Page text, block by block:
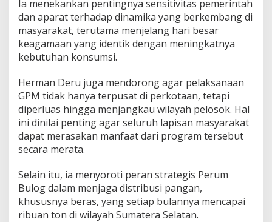
h
Ia menekankan pentingnya sensitivitas pemerintah
dan aparat terhadap dinamika yang berkembang di
masyarakat, terutama menjelang hari besar
keagamaan yang identik dengan meningkatnya
kebutuhan konsumsi.
Herman Deru juga mendorong agar pelaksanaan
GPM tidak hanya terpusat di perkotaan, tetapi
diperluas hingga menjangkau wilayah pelosok. Hal
ini dinilai penting agar seluruh lapisan masyarakat
dapat merasakan manfaat dari program tersebut
secara merata.
Selain itu, ia menyoroti peran strategis Perum
Bulog dalam menjaga distribusi pangan,
khususnya beras, yang setiap bulannya mencapai
ribuan ton di wilayah Sumatera Selatan.